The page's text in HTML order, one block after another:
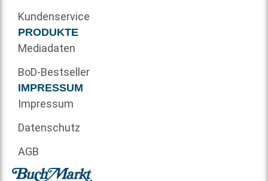
Kundenservice
PRODUKTE
Mediadaten
BoD-Bestseller
IMPRESSUM
Impressum
Datenschutz
AGB